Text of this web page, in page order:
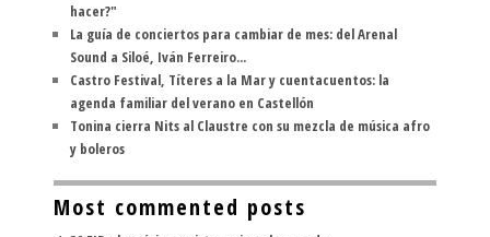
hacer?"
La guía de conciertos para cambiar de mes: del Arenal
Sound a Siloé, Iván Ferreiro...
Castro Festival, Títeres a la Mar y cuentacuentos: la
agenda familiar del verano en Castellón
Tonina cierra Nits al Claustre con su mezcla de música afro
y boleros
Most commented posts